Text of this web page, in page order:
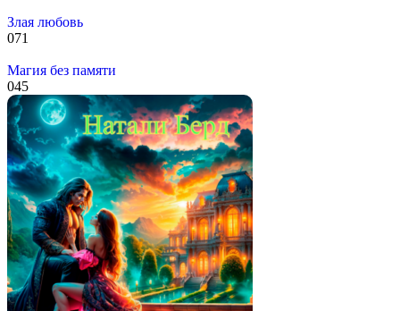
Злая любовь
071
Магия без памяти
045